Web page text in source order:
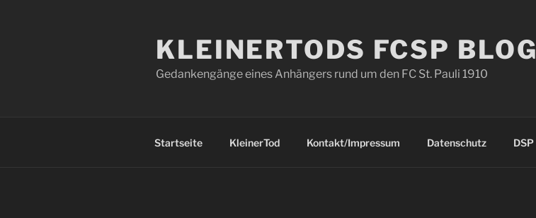
KLEINERTODS FCSP BLOG
Gedankengänge eines Anhängers rund um den FC St. Pauli 1910
Startseite KleinerTod Kontakt/Impressum Datenschutz DSP